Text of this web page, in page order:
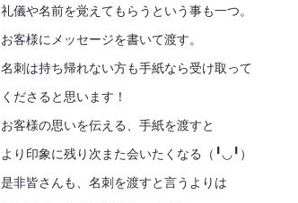
礼儀や名前を覚えてもらうという事も一つ。
お客様にメッセージを書いて渡す。
名刺は持ち帰れない方も手紙なら受け取って
くださると思います！
お客様の思いを伝える、手紙を渡すと
より印象に残り次また会いたくなる（╹◡╹）
是非皆さんも、名刺を渡すと言うよりは